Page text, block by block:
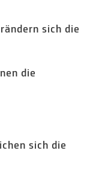
sich die
die
sich die